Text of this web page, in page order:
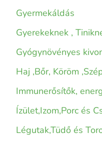
Gyermekáldás
Gyerekeknek ,
Gyógynövényes
Haj ,Bőr, Köröm
Immunerősítők,
Ízület,Izom,Porc és
Légutak,Tüdő és